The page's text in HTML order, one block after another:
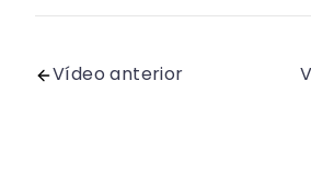
Vídeo anterior